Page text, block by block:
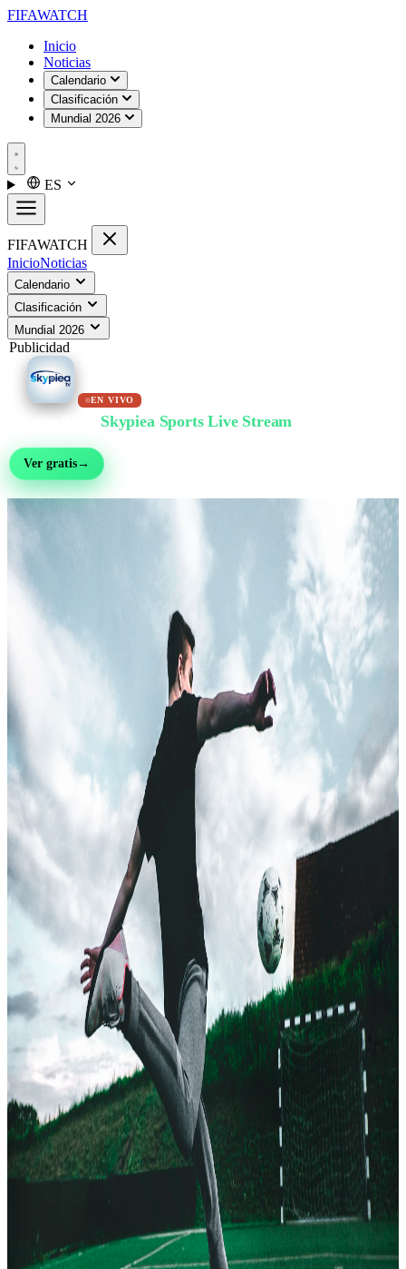
FIFAWATCH
Inicio
Noticias
Calendario
Clasificación
Mundial 2026
ES
FIFAWATCH
InicioNoticias
Calendario
Clasificación
Mundial 2026
Publicidad
EN VIVO
Skypiea Sports Live Stream
Ver gratis→